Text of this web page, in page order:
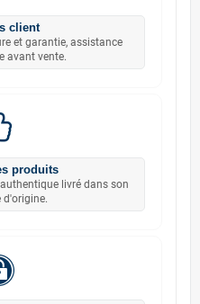
client
et garantie, assistance
avant vente.
produits
livré dans son
d'origine.